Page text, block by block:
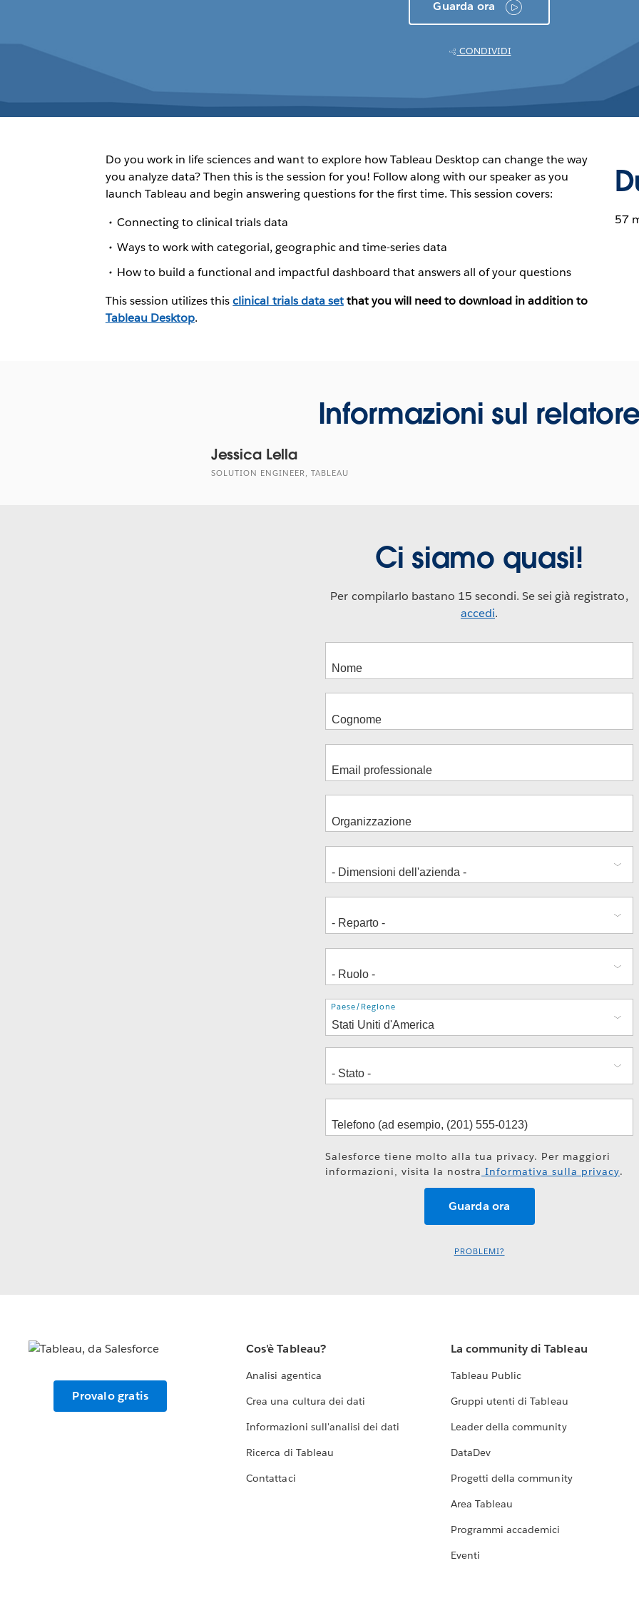
Guarda ora
CONDIVIDI
Do you work in life sciences and want to explore how Tableau Desktop can change the way
you analyze data? Then this is the session for you! Follow along with our speaker as you
launch Tableau and begin answering questions for the first time. This session covers:
Connecting to clinical trials data
Ways to work with categorial, geographic and time-series data
How to build a functional and impactful dashboard that answers all of your questions
This session utilizes thisclinical trials data setthat you will need to download in addition to
Tableau Desktop.
57
Informazioni sul
Jessica Lella
SOLUTION ENGINEER, TABLEAU
Ci siamo quasi!
Per compilarlo bastano 15 secondi. Se sei già registrato,
accedi.
Indirizzo
Paese/Regione
Salesforce tiene molto alla tua privacy. Per maggiori
informazioni, visita la nostra Informativa sulla privacy.
PROBLEMI?
Provalo gratis
Cos'è Tableau?
Analisi agentica
Crea una cultura dei dati
Informazioni sull'analisi dei dati
Ricerca di Tableau
Contattaci
La community di Tableau
Tableau Public
Gruppi utenti di Tableau
Leader della community
DataDev
Progetti della community
Area Tableau
Programmi accademici
Eventi